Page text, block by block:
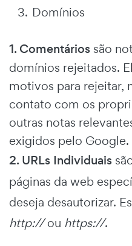
Domínios
1. Comentários são
domínios rejeitados.
motivos para rejeitar,
contato com os
outras notas
exigidos pelo Google.
2. URLs Individuais
páginas da web
deseja desautorizar.
http://ou https://.